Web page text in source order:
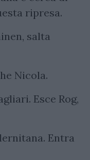
ripresa.
salta
Nicola.
Esce Rog,
Entra